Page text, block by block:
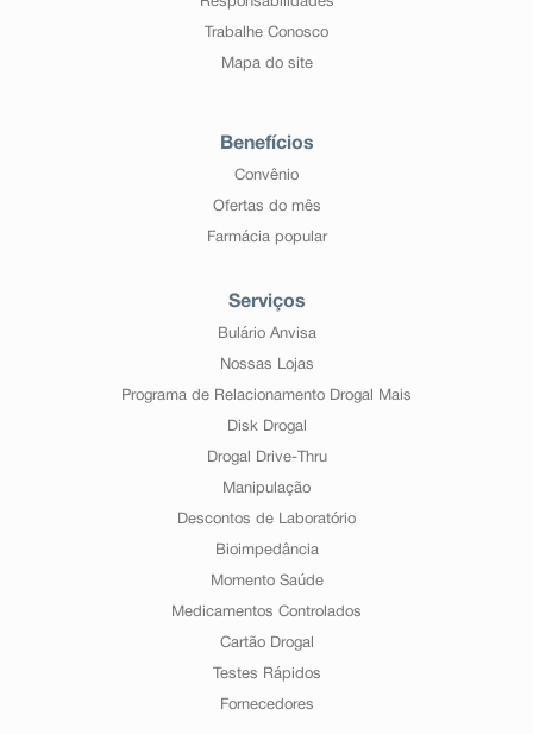
Trabalhe Conosco
Mapa do site
Benefícios
Convênio
Ofertas do mês
Farmácia popular
Serviços
Bulário Anvisa
Nossas Lojas
Programa de Relacionamento Drogal Mais
Disk Drogal
Drogal Drive-Thru
Manipulação
Descontos de Laboratório
Bioimpedância
Momento Saúde
Medicamentos Controlados
Cartão Drogal
Testes Rápidos
Fornecedores